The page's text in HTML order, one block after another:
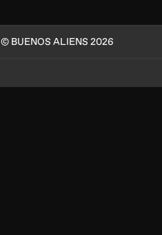
© BUENOS ALIENS 2026